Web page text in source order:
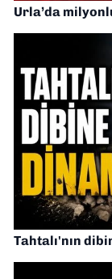
Urla’da
Tahtalı'nın